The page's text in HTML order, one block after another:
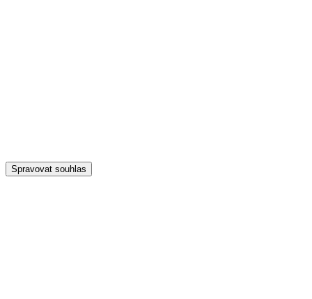
Spravovat souhlas